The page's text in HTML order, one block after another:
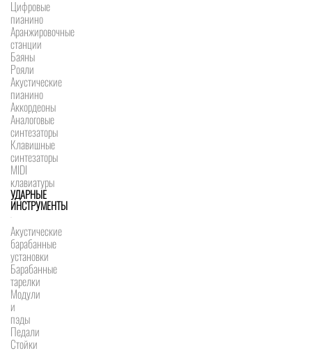
Цифровые
пианино
Аранжировочные
станции
Баяны
Рояли
Акустические
пианино
Аккордеоны
Аналоговые
синтезаторы
Клавишные
синтезаторы
MIDI
клавиатуры
УДАРНЫЕ
ИНСТРУМЕНТЫ
Акустические
барабанные
установки
Барабанные
тарелки
Модули
и
пэды
Педали
Стойки